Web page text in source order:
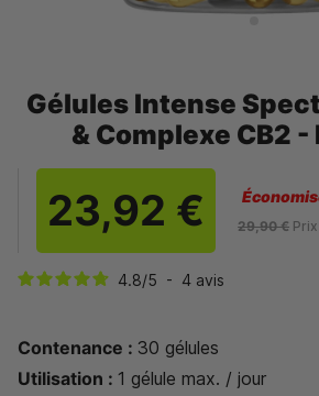
Gélules Intense
& Complexe CB2 -
23,92 € 29,90 €
4.8/5 - 4 avis
Contenance : 30 gélules
Utilisation : 1 gélule max. / jour